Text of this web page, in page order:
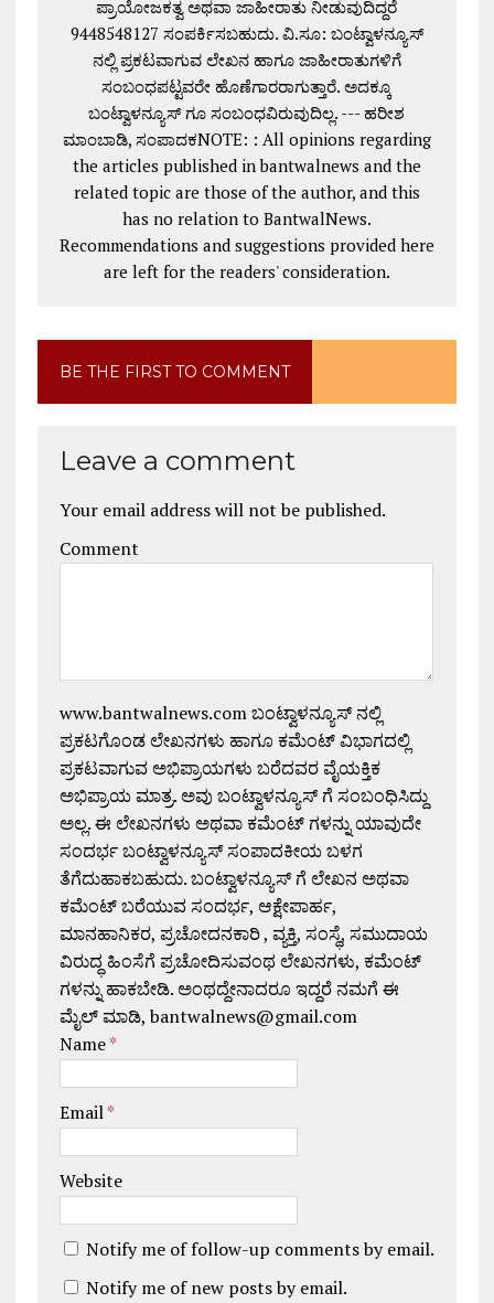
ಪ್ರಾಯೋಜಕತ್ವ ಅಥವಾ ಜಾಹೀರಾತು ನೀಡುವುದಿದ್ದರೆ
9448548127 ಸಂಪರ್ಕಿಸಬಹುದು. ವಿ.ಸೂ: ಬಂಟ್ವಾಳನ್ಯೂಸ್
ನಲ್ಲಿ ಪ್ರಕಟವಾಗುವ ಲೇಖನ ಹಾಗೂ ಜಾಹೀರಾತುಗಳಿಗೆ
ಸಂಬಂಧಪಟ್ಟವರೇ ಹೊಣೆಗಾರರಾಗುತ್ತಾರೆ. ಅದಕ್ಕೂ
ಬಂಟ್ವಾಳನ್ಯೂಸ್ ಗೂ ಸಂಬಂಧವಿರುವುದಿಲ್ಲ. --- ಹರೀಶ
ಮಾಂಬಾಡಿ, ಸಂಪಾದಕNOTE: : All opinions regarding
the articles published in bantwalnews and the
related topic are those of the author, and this
has no relation to BantwalNews.
Recommendations and suggestions provided here
are left for the readers' consideration.
BE THE FIRST TO COMMENT
Leave a comment
Your email address will not be published.
Comment
www.bantwalnews.com ಬಂಟ್ವಾಳನ್ಯೂಸ್ ನಲ್ಲಿ
ಪ್ರಕಟಗೊಂಡ ಲೇಖನಗಳು ಹಾಗೂ ಕಮೆಂಟ್ ವಿಭಾಗದಲ್ಲಿ
ಪ್ರಕಟವಾಗುವ ಅಭಿಪ್ರಾಯಗಳು ಬರೆದವರ ವೈಯಕ್ತಿಕ
ಅಭಿಪ್ರಾಯ ಮಾತ್ರ. ಅವು ಬಂಟ್ವಾಳನ್ಯೂಸ್ ಗೆ ಸಂಬಂಧಿಸಿದ್ದು
ಅಲ್ಲ. ಈ ಲೇಖನಗಳು ಅಥವಾ ಕಮೆಂಟ್ ಗಳನ್ನು ಯಾವುದೇ
ಸಂದರ್ಭ ಬಂಟ್ವಾಳನ್ಯೂಸ್ ಸಂಪಾದಕೀಯ ಬಳಗ
ತೆಗೆದುಹಾಕಬಹುದು. ಬಂಟ್ವಾಳನ್ಯೂಸ್ ಗೆ ಲೇಖನ ಅಥವಾ
ಕಮೆಂಟ್ ಬರೆಯುವ ಸಂದರ್ಭ, ಆಕ್ಷೇಪಾರ್ಹ,
ಮಾನಹಾನಿಕರ, ಪ್ರಚೋದನಕಾರಿ , ವ್ಯಕ್ತಿ, ಸಂಸ್ಥೆ, ಸಮುದಾಯ
ವಿರುದ್ಧ ಹಿಂಸೆಗೆ ಪ್ರಚೋದಿಸುವಂಥ ಲೇಖನಗಳು, ಕಮೆಂಟ್
ಗಳನ್ನು ಹಾಕಬೇಡಿ. ಅಂಥದ್ದೇನಾದರೂ ಇದ್ದರೆ ನಮಗೆ ಈ
ಮೈಲ್ ಮಾಡಿ, bantwalnews@gmail.com
Name*
Email*
Website
Notify me of follow-up comments by email.
Notify me of new posts by email.